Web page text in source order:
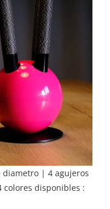
diametro | 4 agujeros
disponibles :